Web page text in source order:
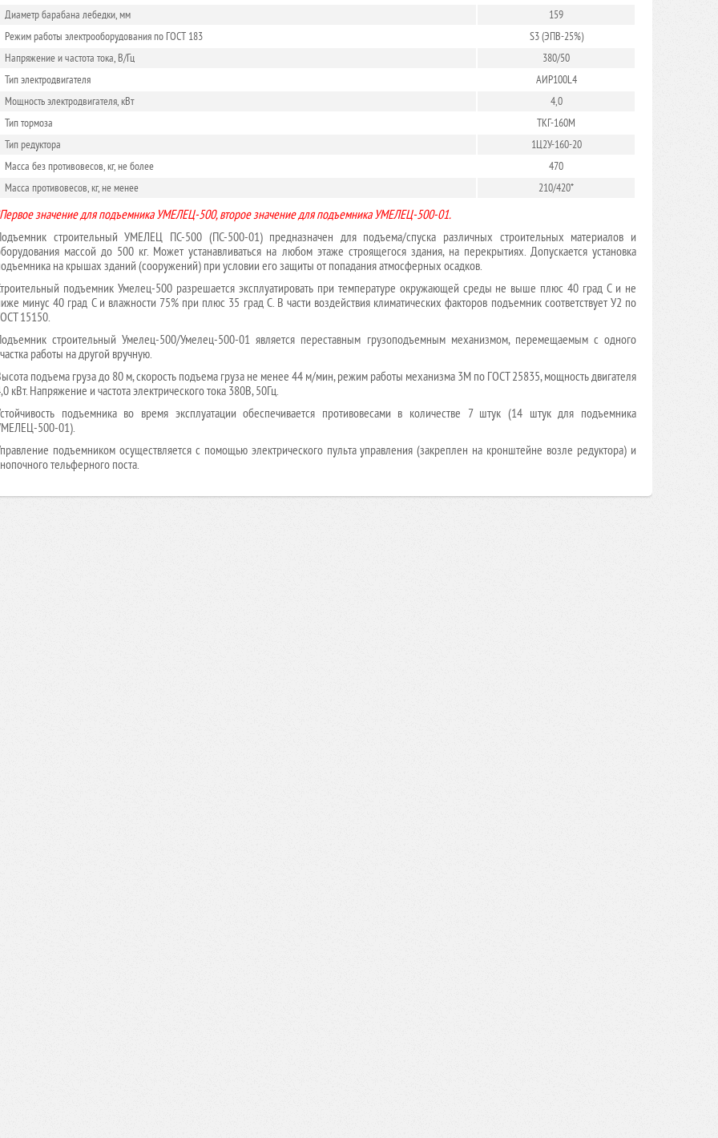
Диаметр барабана лебедки, мм
159
Режим работы электрооборудования по ГОСТ 183
S3 (ЭПВ-25%)
Напряжение и частота тока, В/Гц
380/50
Тип электродвигателя
АИР100L4
Мощность электродвигателя, кВт
4,0
Тип тормоза
ТКГ-160М
Тип редуктора
1Ц2У-160-20
Масса без противовесов, кг, не более
470
Масса противовесов, кг, не менее
210/420*
значение для подъемника УМЕЛЕЦ-500, второе значение для подъемника УМЕЛЕЦ-500-01.
строительный УМЕЛЕЦ ПС-500 (ПС-500-01) предназначен для подъема/спуска различных строительных материалов и
массой до 500 кг. Может устанавливаться на любом этаже строящегося здания, на перекрытиях. Допускается установка
на крышах зданий (сооружений) при условии его защиты от попадания атмосферных осадков.
подъемник Умелец-500 разрешается эксплуатировать при температуре окружающей среды не выше плюс 40 град С и не
минус 40 град С и влажности 75% при плюс 35 град С. В части воздействия климатических факторов подъемник соответствует У2 по
15150.
строительный Умелец-500/Умелец-500-01 является переставным грузоподъемным механизмом, перемещаемым с одного
работы на другой вручную.
подъема груза до 80 м, скорость подъема груза не менее 44 м/мин, режим работы механизма 3М по ГОСТ 25835, мощность двигателя
кВт. Напряжение и частота электрического тока 380В, 50Гц.
подъемника во время эксплуатации обеспечивается противовесами в количестве 7 штук (14 штук для подъемника
500-01).
подъемником осуществляется с помощью электрического пульта управления (закреплен на кронштейне возле редуктора) и
тельферного поста.